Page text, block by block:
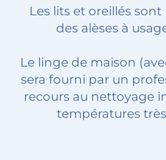
Les lits et oreillés
des alèses à
Le linge de maison
sera fourni par un
recours au nettoyage
températures